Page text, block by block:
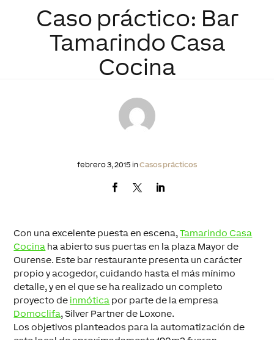
Caso práctico: Bar
Tamarindo Casa
Cocina
febrero 3, 2015 inCasos prácticos
Con una excelente puesta en escena,Tamarindo Casa
Cocina ha abierto sus puertas en la plaza Mayor de
Ourense. Este bar restaurante presenta un carácter
propio y acogedor, cuidando hasta el más mínimo
detalle, y en el que se ha realizado un completo
proyecto de inmótica por parte de la empresa
Domoclifa, Silver Partner de Loxone.
Los objetivos planteados para la automatización de